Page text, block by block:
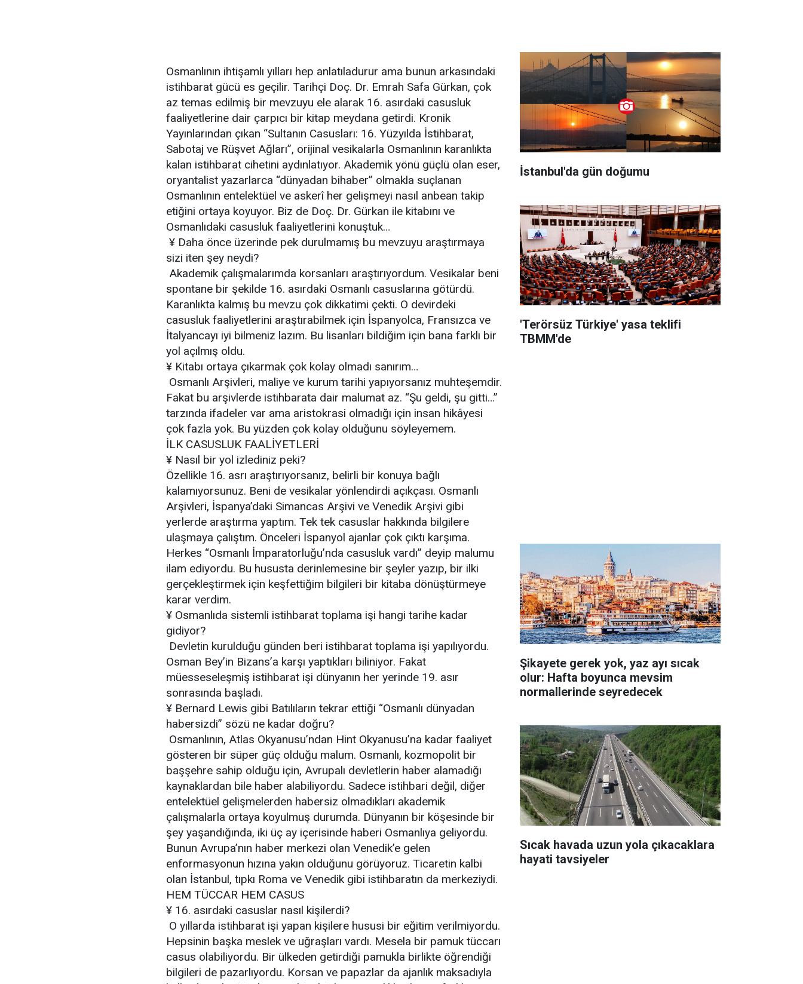
Osmanlının ihtişamlı yılları hep anlatıladurur ama bunun arkasındaki
istihbarat gücü es geçilir. Tarihçi Doç. Dr. Emrah Safa Gürkan, çok
az temas edilmiş bir mevzuyu ele alarak 16. asırdaki casusluk
faaliyetlerine dair çarpıcı bir kitap meydana getirdi. Kronik
Yayınlarından çıkan “Sultanın Casusları: 16. Yüzyılda İstihbarat,
Sabotaj ve Rüşvet Ağları”, orijinal vesikalarla Osmanlının karanlıkta
kalan istihbarat cihetini aydınlatıyor. Akademik yönü güçlü olan eser,
oryantalist yazarlarca “dünyadan bihaber” olmakla suçlanan
Osmanlının entelektüel ve askerî her gelişmeyi nasıl anbean takip
etiğini ortaya koyuyor. Biz de Doç. Dr. Gürkan ile kitabını ve
Osmanlıdaki casusluk faaliyetlerini konuştuk…
¥ Daha önce üzerinde pek durulmamış bu mevzuyu araştırmaya
sizi iten şey neydi?
Akademik çalışmalarımda korsanları araştırıyordum. Vesikalar beni
spontane bir şekilde 16. asırdaki Osmanlı casuslarına götürdü.
Karanlıkta kalmış bu mevzu çok dikkatimi çekti. O devirdeki
casusluk faaliyetlerini araştırabilmek için İspanyolca, Fransızca ve
İtalyancayı iyi bilmeniz lazım. Bu lisanları bildiğim için bana farklı bir
yol açılmış oldu.
¥ Kitabı ortaya çıkarmak çok kolay olmadı sanırım…
Osmanlı Arşivleri, maliye ve kurum tarihi yapıyorsanız muhteşemdir.
Fakat bu arşivlerde istihbarata dair malumat az. “Şu geldi, şu gitti…”
tarzında ifadeler var ama aristokrasi olmadığı için insan hikâyesi
çok fazla yok. Bu yüzden çok kolay olduğunu söyleyemem.
İLK CASUSLUK FAALİYETLERİ
¥ Nasıl bir yol izlediniz peki?
Özellikle 16. asrı araştırıyorsanız, belirli bir konuya bağlı
kalamıyorsunuz. Beni de vesikalar yönlendirdi açıkçası. Osmanlı
Arşivleri, İspanya’daki Simancas Arşivi ve Venedik Arşivi gibi
yerlerde araştırma yaptım. Tek tek casuslar hakkında bilgilere
ulaşmaya çalıştım. Önceleri İspanyol ajanlar çok çıktı karşıma.
Herkes “Osmanlı İmparatorluğu’nda casusluk vardı” deyip malumu
ilam ediyordu. Bu hususta derinlemesine bir şeyler yazıp, bir ilki
gerçekleştirmek için keşfettiğim bilgileri bir kitaba dönüştürmeye
karar verdim.
¥ Osmanlıda sistemli istihbarat toplama işi hangi tarihe kadar
gidiyor?
Devletin kurulduğu günden beri istihbarat toplama işi yapılıyordu.
Osman Bey’in Bizans’a karşı yaptıkları biliniyor. Fakat
müesseseleşmiş istihbarat işi dünyanın her yerinde 19. asır
sonrasında başladı.
¥ Bernard Lewis gibi Batılıların tekrar ettiği “Osmanlı dünyadan
habersizdi” sözü ne kadar doğru?
Osmanlının, Atlas Okyanusu’ndan Hint Okyanusu’na kadar faaliyet
gösteren bir süper güç olduğu malum. Osmanlı, kozmopolit bir
başşehre sahip olduğu için, Avrupalı devletlerin haber alamadığı
kaynaklardan bile haber alabiliyordu. Sadece istihbari değil, diğer
entelektüel gelişmelerden habersiz olmadıkları akademik
çalışmalarla ortaya koyulmuş durumda. Dünyanın bir köşesinde bir
şey yaşandığında, iki üç ay içerisinde haberi Osmanlıya geliyordu.
Bunun Avrupa’nın haber merkezi olan Venedik’e gelen
enformasyonun hızına yakın olduğunu görüyoruz. Ticaretin kalbi
olan İstanbul, tıpkı Roma ve Venedik gibi istihbaratın da merkeziydi.
HEM TÜCCAR HEM CASUS
¥ 16. asırdaki casuslar nasıl kişilerdi?
O yıllarda istihbarat işi yapan kişilere hususi bir eğitim verilmiyordu.
Hepsinin başka meslek ve uğraşları vardı. Mesela bir pamuk tüccarı
casus olabiliyordu. Bir ülkeden getirdiği pamukla birlikte öğrendiği
bilgileri de pazarlıyordu. Korsan ve papazlar da ajanlık maksadıyla
İstanbul'da gün doğumu
'Terörsüz Türkiye' yasa teklifi
TBMM'de
Şikayete gerek yok, yaz ayı sıcak
olur: Hafta boyunca mevsim
normallerinde seyredecek
Sıcak havada uzun yola çıkacaklara
hayati tavsiyeler